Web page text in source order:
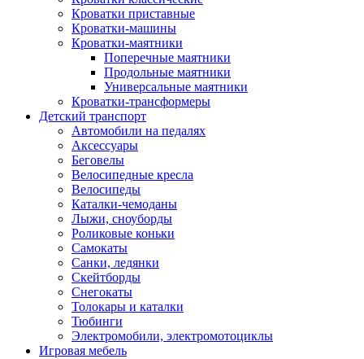
Кроватки приставные
Кроватки-машины
Кроватки-маятники
Поперечные маятники
Продольные маятники
Универсальные маятники
Кроватки-трансформеры
Детский транспорт
Автомобили на педалях
Аксессуары
Беговелы
Велосипедные кресла
Велосипеды
Каталки-чемоданы
Лыжи, сноуборды
Роликовые коньки
Самокаты
Санки, ледянки
Скейтборды
Снегокаты
Толокары и каталки
Тюбинги
Электромобили, электромотоциклы
Игровая мебель